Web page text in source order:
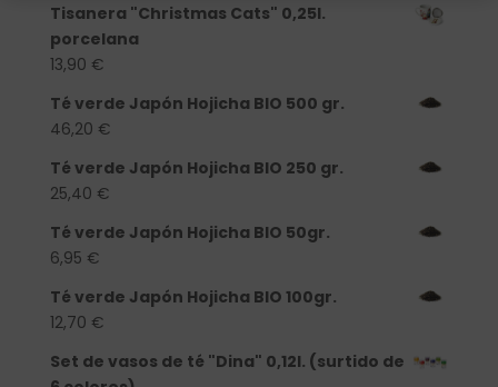
Tisanera "Christmas Cats" 0,25l.
porcelana
13,90 €
Té verde Japón Hojicha BIO 500 gr.
46,20 €
Té verde Japón Hojicha BIO 250 gr.
25,40 €
Té verde Japón Hojicha BIO 50gr.
6,95 €
Té verde Japón Hojicha BIO 100gr.
12,70 €
Set de vasos de té "Dina" 0,12l. (surtido de